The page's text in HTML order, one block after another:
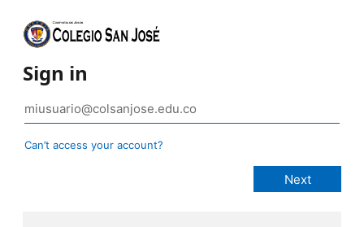
Sign in
Can’t access your account?